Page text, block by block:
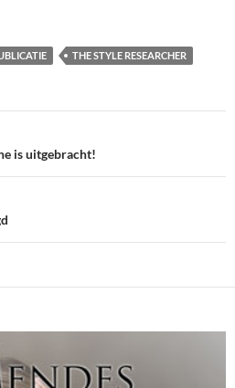
THE STYLE RESEARCHER
is uitgebracht!